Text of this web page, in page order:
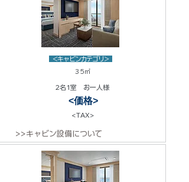
<キャビンカテゴリ>
35㎡
2名1室 お一人様
<価格>
<TAX>
>>キャビン設備について